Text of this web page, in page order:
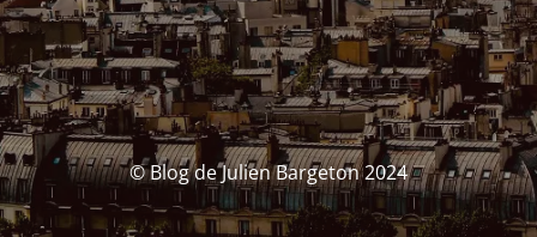
© Blog de Julien Bargeton 2024